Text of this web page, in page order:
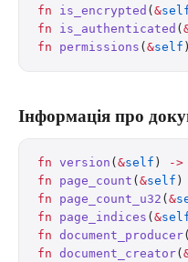
fn is_encrypted ( &
fn is_authenticated (
fn permissions ( &self
Інформація про
fn version ( &self ) ->
fn page_count ( &self )
fn page_count_u32 ( &
fn page_indices ( &
fn document_producer(
fn document_creator(